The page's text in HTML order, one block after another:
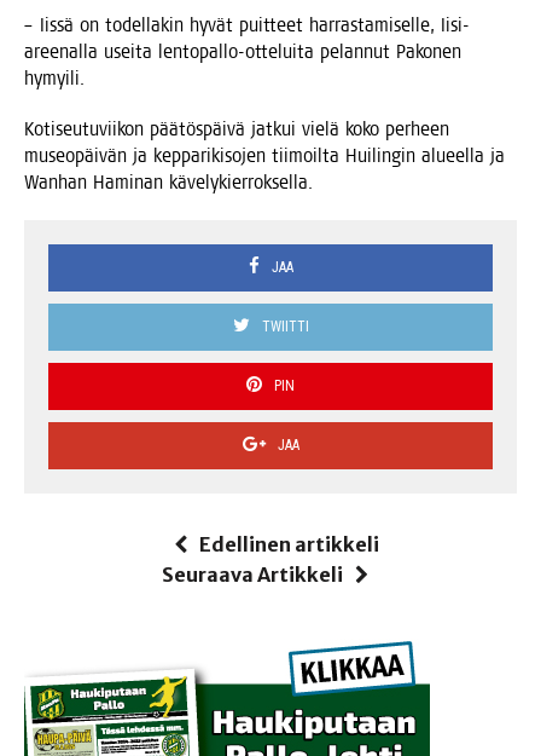
– Iis­sä on todel­la­kin hyvät puit­teet har­ras­ta­mi­sel­le, Iisi-
aree­nal­la usei­ta len­to­pal­lo-otte­lui­ta pelan­nut Pako­nen
hymyili.
Koti­seu­tu­vii­kon pää­tös­päi­vä jat­kui vie­lä koko per­heen
museo­päi­vän ja kep­pa­ri­ki­so­jen tii­moil­ta Hui­lin­gin alu­eel­la ja
Wan­han Hami­nan kävelykierroksella.
JAA
TWIITTI
PIN
JAA
Edellinen artikkeli
Seuraava Artikkeli